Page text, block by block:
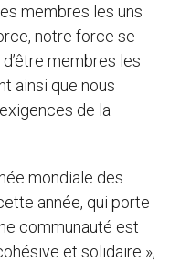
membres les uns
notre force se
membres les
ainsi que nous
de la
mondiale des
année, qui porte
communauté est
et solidaire »,